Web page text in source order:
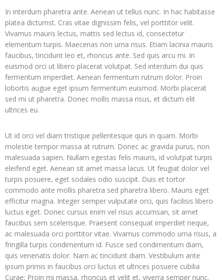
In interdum pharetra ante. Aenean ut tellus nunc. In hac habitasse
platea dictumst. Cras vitae dignissim felis, vel porttitor velit.
Vivamus mauris lectus, mattis sed lectus id, consectetur
elementum turpis. Maecenas non urna risus. Etiam lacinia mauris
faucibus, tincidunt leo et, rhoncus ante. Sed quis arcu mi. In
euismod orci ut libero placerat volutpat. Sed interdum dui quis
fermentum imperdiet. Aenean fermentum rutrum dolor. Proin
lobortis augue eget ipsum fermentum euismod. Morbi placerat
sed mi ut pharetra. Donec mollis massa risus, et dictum elit
ultrices eu.
Ut id orci vel diam tristique pellentesque quis in quam. Morbi
molestie tempor massa at rutrum. Donec ac gravida purus, non
malesuada sapien. Nullam egestas felis mauris, id volutpat turpis
eleifend eget. Aenean sit amet massa lacus. Ut feugiat dolor vel
turpis posuere, eget sodales odio suscipit. Duis et tortor
commodo ante mollis pharetra sed pharetra libero. Mauris eget
efficitur magna. Integer semper vulputate orci, quis facilisis libero
luctus eget. Donec cursus enim vel risus accumsan, sit amet
faucibus sem scelerisque. Praesent consequat imperdiet neque,
ac malesuada orci porttitor vitae. Vivamus commodo urna risus, a
fringilla turpis condimentum id. Fusce sed condimentum diam,
quis venenatis dolor. Nam ac tincidunt diam. Vestibulum ante
ipsum primis in faucibus orci luctus et ultrices posuere cubilia
Curae; Proin mi massa, rhoncus et velit et, viverra semper nunc.